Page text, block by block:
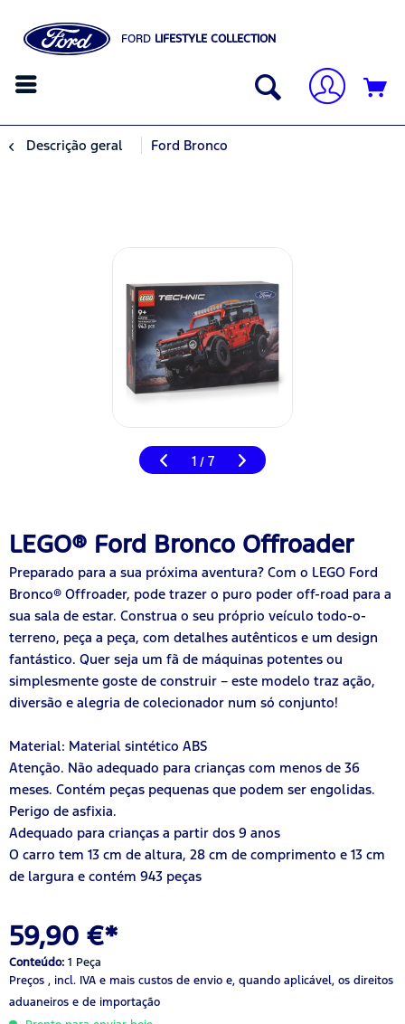
FORD LIFESTYLE COLLECTION
Descrição geral Ford Bronco
1 / 7
LEGO® Ford Bronco Offroader
Preparado para a sua próxima aventura? Com o LEGO Ford
Bronco® Offroader, pode trazer o puro poder off-road para a
sua sala de estar. Construa o seu próprio veículo todo-o-
terreno, peça a peça, com detalhes autênticos e um design
fantástico. Quer seja um fã de máquinas potentes ou
simplesmente goste de construir – este modelo traz ação,
diversão e alegria de colecionador num só conjunto!
Material: Material sintético ABS
Atenção. Não adequado para crianças com menos de 36
meses. Contém peças pequenas que podem ser engolidas.
Perigo de asfixia.
Adequado para crianças a partir dos 9 anos
O carro tem 13 cm de altura, 28 cm de comprimento e 13 cm
de largura e contém 943 peças
59,90 €*
Conteúdo: 1 Peça
Preços , incl. IVA e mais custos de envio e, quando aplicável, os direitos
aduaneiros e de importação